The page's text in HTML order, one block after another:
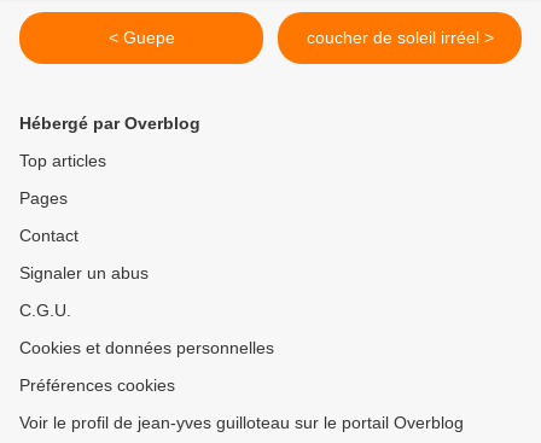
< Guepe coucher de soleil irréel >
Hébergé par Overblog
Top articles
Pages
Contact
Signaler un abus
C.G.U.
Cookies et données personnelles
Préférences cookies
Voir le profil de jean-yves guilloteau sur le portail Overblog